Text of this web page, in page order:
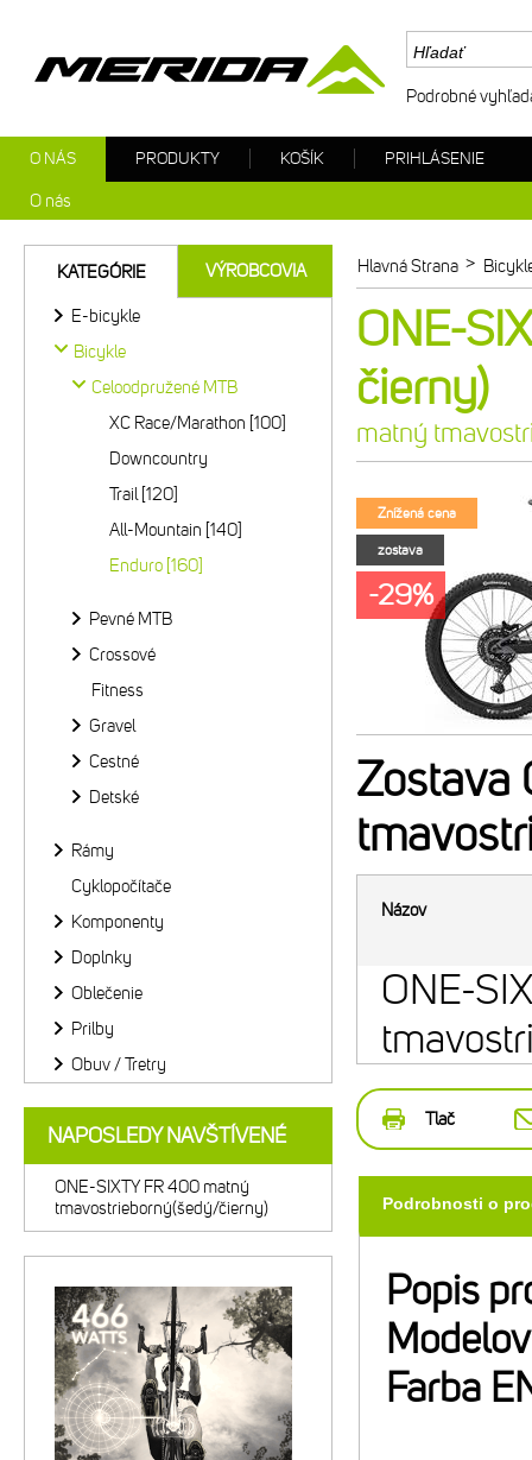
Hlavná Strana >
ONE-
čierny)
matný
Znížená cena
zostava
-29%
Zostava
Názov
ONE-
Tlač
Podrobnosti o
Popis
Farba
KATEGÓRIE VÝROBCOVIA
E-bicykle
Bicykle
Celoodpružené MTB
XC Race/Marathon [100]
Downcountry
Trail [120]
All-Mountain [140]
Enduro [160]
Pevné MTB
Crossové
Fitness
Gravel
Cestné
Detské
Rámy
Cyklopočítače
Komponenty
Doplnky
Oblečenie
Prilby
Obuv / Tretry
NAPOSLEDY NAVŠTÍVENÉ
ONE-SIXTY FR 400 matný
tmavostrieborný(šedý/čierny)
Podrobné
O NÁS
O nás
PRODUKTY KOŠÍK PRIHLÁSENIE